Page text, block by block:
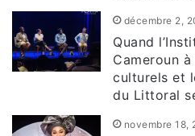
décembre 2,
Quand
Cameroun
culturels et
du Littoral
novembre 18,